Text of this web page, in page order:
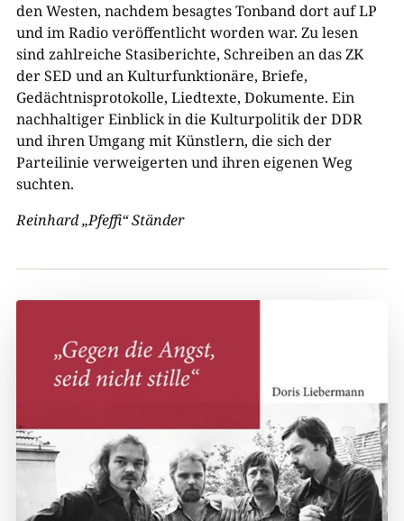
den Westen, nachdem besagtes Tonband dort auf LP
und im Radio veröffentlicht worden war. Zu lesen
sind zahlreiche Stasiberichte, Schreiben an das ZK
der SED und an Kulturfunktionäre, Briefe,
Gedächtnisprotokolle, Liedtexte, Dokumente. Ein
nachhaltiger Einblick in die Kulturpolitik der DDR
und ihren Umgang mit Künstlern, die sich der
Parteilinie verweigerten und ihren eigenen Weg
suchten.
Reinhard „Pfeffi“ Ständer